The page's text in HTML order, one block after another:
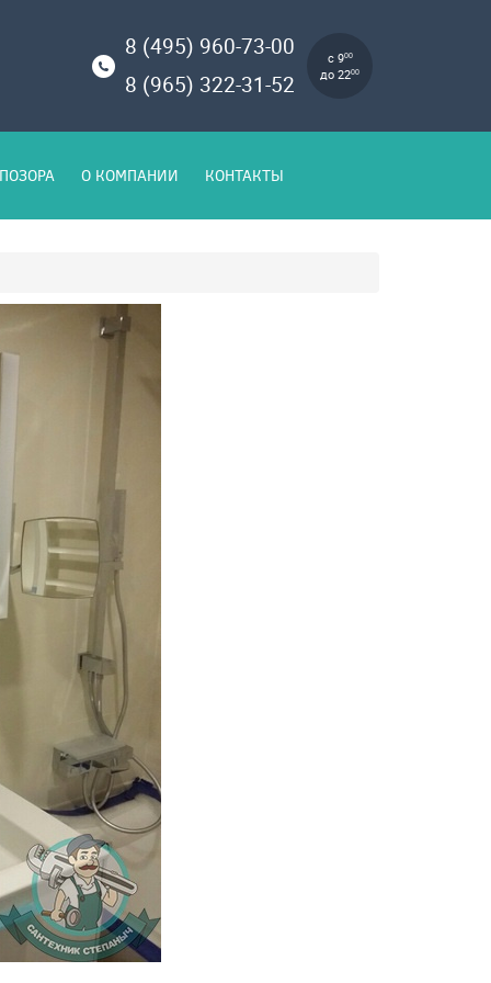
8 (495) 960-73-00
8 (965) 322-31-52
с 900
до 2200
О КОМПАНИИ КОНТАКТЫ